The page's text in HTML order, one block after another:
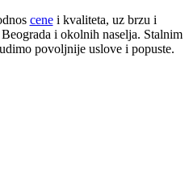
cenei kvaliteta, uz brzu i
i okolnih naselja. Stalnim
povoljnije uslove i popuste.